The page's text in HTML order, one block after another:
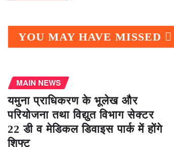
YOU MAY HAVE MISSED
MAIN NEWS
यमुना प्राधिकरण के भूलेख और
परियोजना तथा विद्युत विभाग सेक्टर
22 डी व मेडिकल डिवाइस पार्क में होंगे
शिफ्ट